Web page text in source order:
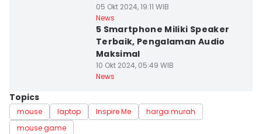
05 Okt 2024, 19:11 WIB
News
5 Smartphone Miliki Speaker
Terbaik, Pengalaman Audio
Maksimal
10 Okt 2024, 05:49 WIB
News
Topics
mouse laptop Inspire Me
harga murah
mouse game